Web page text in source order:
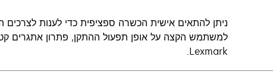
למשתמש הקצה על אופן תפעול ההתקן, פתרון אתגרים
Lexmark.